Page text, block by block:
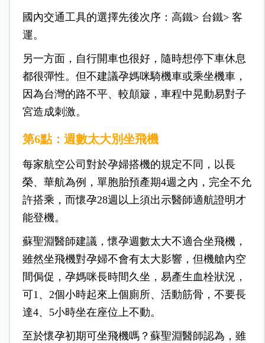
國內交通工具的選擇先後次序：高鐵>台鐵>客
運。
另一方面，自行開車也很好，隨時想停下車休息
都很彈性。但不建議孕媽咪騎機車或乘坐機車，
因為台灣的路不平、較顛簸，車程中晃動易對子
宮造成刺激。
第6點：週數太大別坐飛機
每家航空公司對於孕婦搭機的規定不同，以長
榮、華航為例，單胞胎預產期4週之內，完全不允
許搭乘，而懷孕28週以上須出示醫師適航證明才
能登機。
蘇聖淵醫師建議，懷孕週數太大不適合坐飛機，
雖然坐飛機對孕婦不會有太大影響，但機艙內空
間侷促，孕媽咪長時間久坐，易產生血栓狀況，
可1、2個小時起來上個廁所、活動筋骨，不要長
達4、5小時坐在座位上不動。
至於懷孕初期可坐飛機嗎？蘇聖淵醫師認為，雖